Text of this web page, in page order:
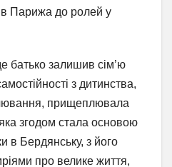
Парижа до ролей у
батько залишив сім’ю
з дитинства,
прищеплювала
згодом стала основою
в Бердянську, з його
про велике життя,